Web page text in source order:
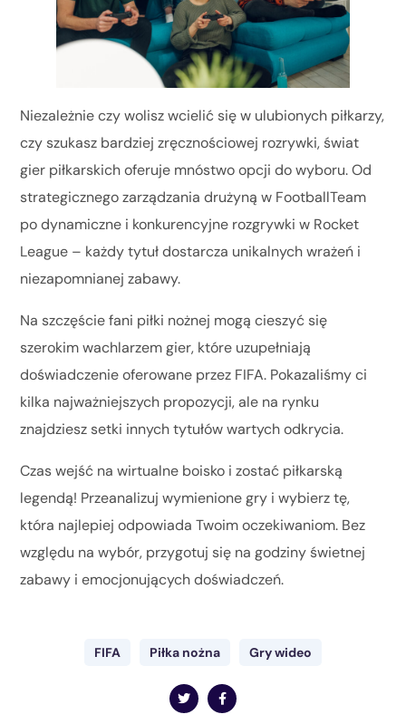
Niezależnie czy wolisz wcielić się w ulubionych piłkarzy,
czy szukasz bardziej zręcznościowej rozrywki, świat
gier piłkarskich oferuje mnóstwo opcji do wyboru. Od
strategicznego zarządzania drużyną w FootballTeam
po dynamiczne i konkurencyjne rozgrywki w Rocket
League – każdy tytuł dostarcza unikalnych wrażeń i
niezapomnianej zabawy.
Na szczęście fani piłki nożnej mogą cieszyć się
szerokim wachlarzem gier, które uzupełniają
doświadczenie oferowane przez FIFA. Pokazaliśmy ci
kilka najważniejszych propozycji, ale na rynku
znajdziesz setki innych tytułów wartych odkrycia.
Czas wejść na wirtualne boisko i zostać piłkarską
legendą! Przeanalizuj wymienione gry i wybierz tę,
która najlepiej odpowiada Twoim oczekiwaniom. Bez
względu na wybór, przygotuj się na godziny świetnej
zabawy i emocjonujących doświadczeń.
FIFA Piłka nożna Gry wideo